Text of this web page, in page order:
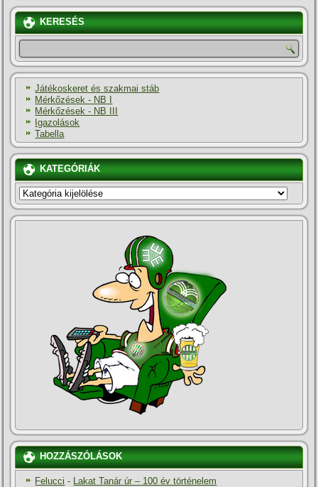
KERESÉS
Játékoskeret és szakmai stáb
Mérkőzések - NB I
Mérkőzések - NB III
Igazolások
Tabella
KATEGÓRIÁK
KATEGÓRIÁK
HOZZÁSZÓLÁSOK
Felucci - Lakat Tanár úr – 100 év történelem